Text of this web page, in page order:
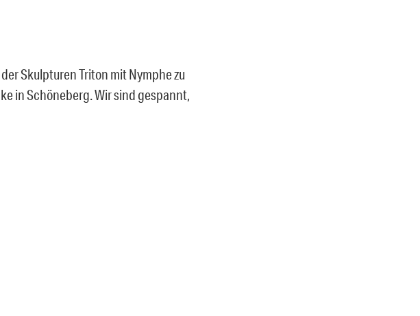
Skulpturen Triton mit Nymphe zu
in Schöneberg. Wir sind gespannt,